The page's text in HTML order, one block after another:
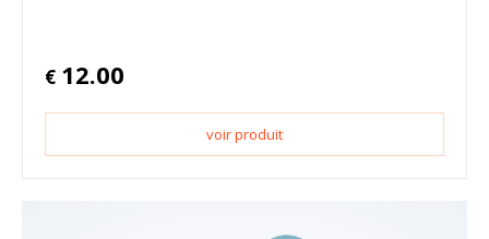
€ 12.00
voir produit